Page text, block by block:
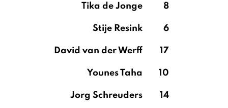
Tika de Jonge 8
Stije Resink 6
David van der Werff 17
Younes Taha 10
Jorg Schreuders 14